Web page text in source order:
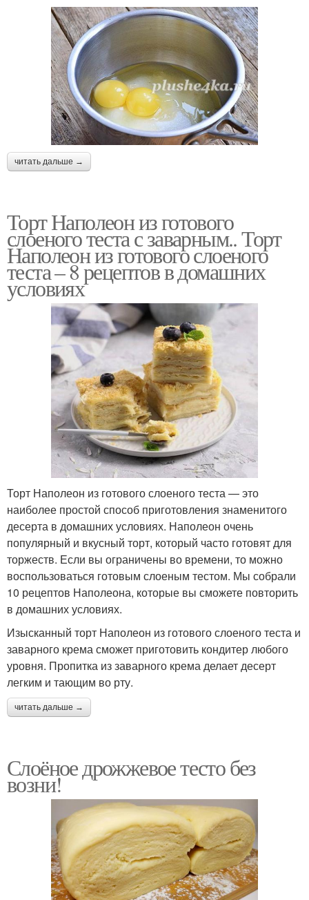
читать дальше →
Торт Наполеон из готового
слоеного теста с заварным.. Торт
Наполеон из готового слоеного
теста – 8 рецептов в домашних
условиях
Торт Наполеон из готового слоеного теста — это
наиболее простой способ приготовления знаменитого
десерта в домашних условиях. Наполеон очень
популярный и вкусный торт, который часто готовят для
торжеств. Если вы ограничены во времени, то можно
воспользоваться готовым слоеным тестом. Мы собрали
10 рецептов Наполеона, которые вы сможете повторить
в домашних условиях.
Изысканный торт Наполеон из готового слоеного теста и
заварного крема сможет приготовить кондитер любого
уровня. Пропитка из заварного крема делает десерт
легким и тающим во рту.
читать дальше →
Слоёное дрожжевое тесто без
возни!